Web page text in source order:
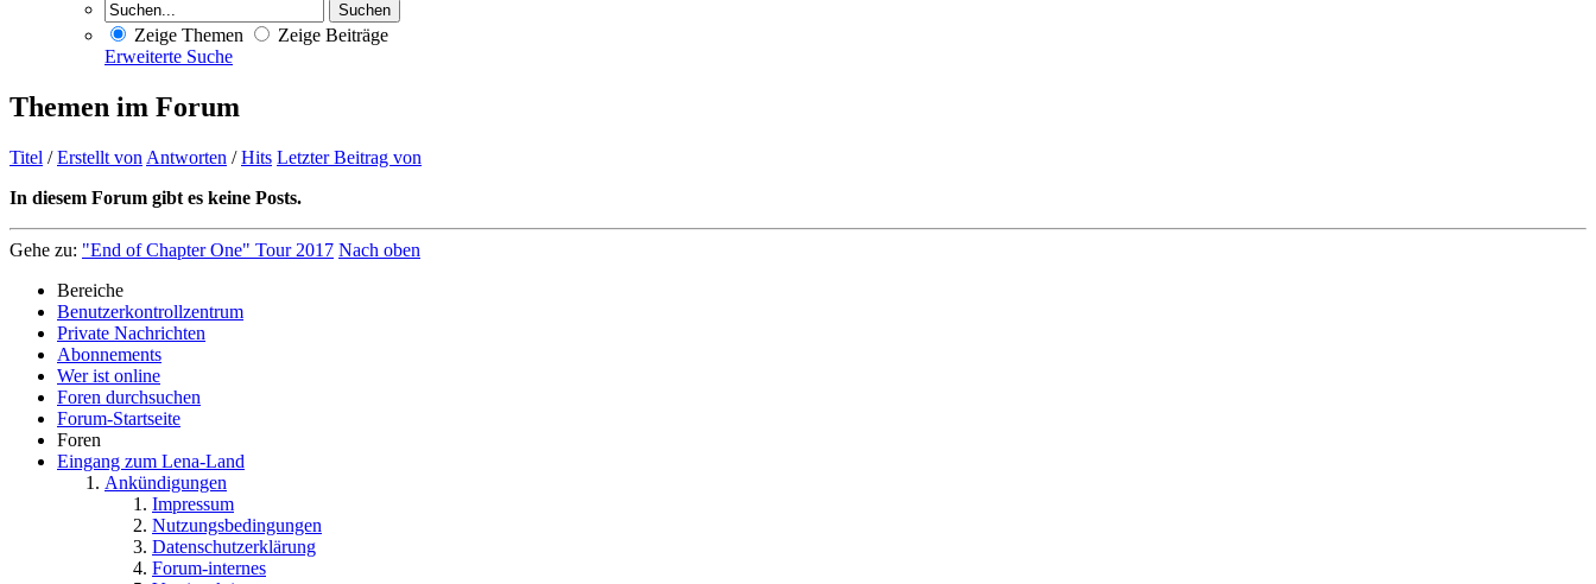
Zeige Themen
Zeige Beiträge
Erweiterte Suche
Themen im Forum
Titel /Erstellt von Antworten /Hits Letzter Beitrag von
In diesem Forum gibt es keine Posts.
Gehe zu: "End of Chapter One" Tour 2017 Nach oben
Bereiche
Benutzerkontrollzentrum
Private Nachrichten
Abonnements
Wer ist online
Foren durchsuchen
Forum-Startseite
Foren
Eingang zum Lena-Land
Ankündigungen
Impressum
Nutzungsbedingungen
Datenschutzerklärung
Forum-internes